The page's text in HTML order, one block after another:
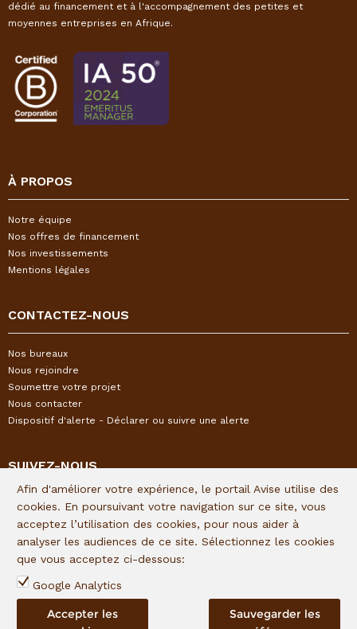
dédié au financement et à l'accompagnement des petites et
moyennes entreprises en Afrique.
À PROPOS
Notre équipe
Nos offres de financement
Nos investissements
Mentions légales
CONTACTEZ-NOUS
Nos bureaux
Nous rejoindre
Soumettre votre projet
Nous contacter
Dispositif d'alerte - Déclarer ou suivre une alerte
SUIVEZ-NOUS
Restez informés de l'actualité I&P en vous inscrivant à notre
newsletter trimestrielle :
Lien d'inscription
Suivez I&P sur les réseaux sociaux :
Afin d'améliorer votre expérience, le portail Avise utilise des
cookies. En poursuivant votre navigation sur ce site, vous
acceptez l’utilisation des cookies, pour nous aider à
analyser les audiences de ce site. Sélectionnez les cookies
que vous acceptez ci-dessous:
Google Analytics
Sauvegarder les
Accepter les